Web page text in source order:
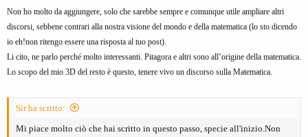
necessità di sopravvivenza in menti appartenenti ad individui con un
cervello sviluppato e/o con una spiccata socialità; è il caso degli animali.
Tutto il resto è, per così dire, accidentale.E accidentale reputo anche la
matematica. L'incontro tra ciò che la natura mostra del suo essere e ciò che
noi cerchiamo di comprendere.Vero è che "i numeri emergono in ogni
fenomeno naturale", e conosco bene questioni come quella della sezione
aurea perchè assai mi affascinano; ma bisogna ribaltare il discorso rispetto
(almeno finchè qualcuno non avrà dimostrato la pre-esistenza di tali leggi,
fenomeno, è precisa ed univoca ma certo non spiega la sua ragion d'essere
Non ho molto da aggiungere, solo che sarebbe sempre e comunque utile ampliare altri
discorsi, sebbene contrari alla nostra visione del mondo e della matematica (lo sto dicendo
io eh!non ritengo essere una risposta al tuo post).
Li cito, ne parlo perché molto interessanti. Pitagora e altri sono all’origine della matematica.
Lo scopo del mio 3D del resto è questo, tenere vivo un discorso sulla Matematica.
Sir ha scritto:
Mi piace molto ciò che hai scritto in questo passo, specie all'inizio.Non